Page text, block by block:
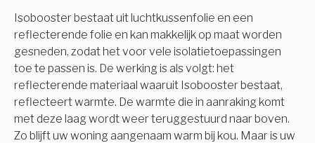
Isobooster bestaat uit luchtkussenfolie en een
reflecterende folie en kan makkelijk op maat worden
gesneden, zodat het voor vele isolatietoepassingen
toe te passen is. De werking is als volgt: het
reflecterende materiaal waaruit Isobooster bestaat,
reflecteert warmte. De warmte die in aanraking komt
met deze laag wordt weer teruggestuurd naar boven.
Zo blijft uw woning aangenaam warm bij kou. Maar is uw